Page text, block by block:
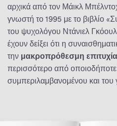
αρχικά από τον Μάικλ
γνωστή το 1995 με το βιβλίο
του ψυχολόγου Ντάνιελ
έχουν δείξει ότι η
την μακροπρόθεσμη
περισσότερο από οποιοδήποτε
συμπεριλαμβανομένου και του